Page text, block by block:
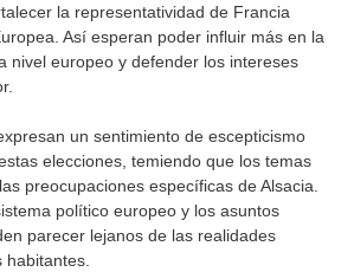
la representatividad de Francia
Así esperan poder influir más en la
nivel europeo y defender los intereses
un sentimiento de escepticismo
elecciones, temiendo que los temas
preocupaciones específicas de Alsacia.
político europeo y los asuntos
parecer lejanos de las realidades
habitantes.